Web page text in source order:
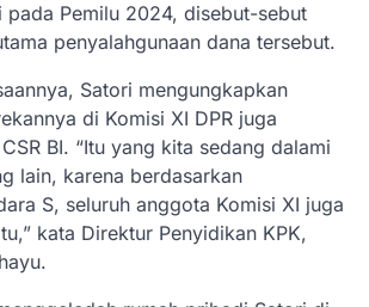
pada Pemilu 2024, disebut-sebut
penyalahgunaan dana tersebut.
Satori mengungkapkan
di Komisi XI DPR juga
BI. “Itu yang kita sedang dalami
lain, karena berdasarkan
S, seluruh anggota Komisi XI juga
kata Direktur Penyidikan KPK,